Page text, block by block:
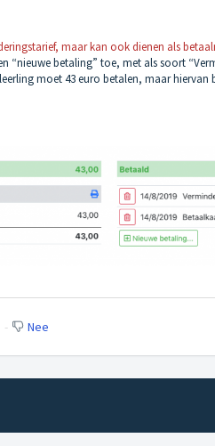
maar kan ook dienen als
“nieuwe betaling” toe, met als soort
moet 43 euro betalen, maar hiervan
Nee